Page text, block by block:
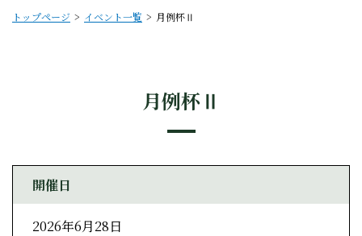
トップページ イベント一覧 月例杯Ⅱ
月例杯Ⅱ
開催日
2026年6月28日